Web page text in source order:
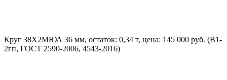
Круг 38Х2МЮА 36 мм, остаток: 0,34 т, цена: 145 000 руб. (В1-
2гп, ГОСТ 2590-2006, 4543-2016)